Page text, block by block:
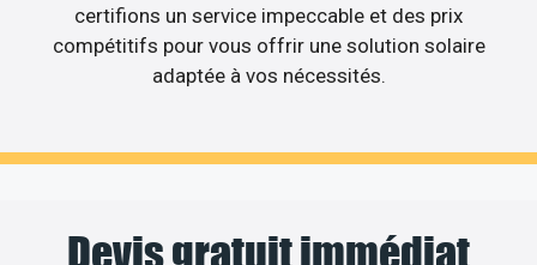
certifions un service impeccable et des prix
compétitifs pour vous offrir une solution solaire
adaptée à vos nécessités.
Devis gratuit immédiat